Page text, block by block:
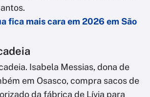
fica mais cara em 2026 em São
Isabela Messias, dona de
em Osasco, compra sacos de
da fábrica de Lívia para